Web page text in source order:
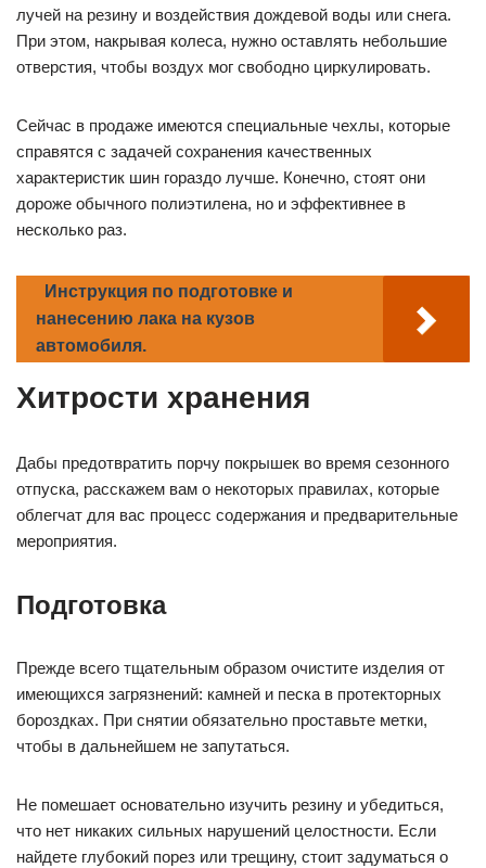
лучей на резину и воздействия дождевой воды или снега.
При этом, накрывая колеса, нужно оставлять небольшие
отверстия, чтобы воздух мог свободно циркулировать.
Сейчас в продаже имеются специальные чехлы, которые
справятся с задачей сохранения качественных
характеристик шин гораздо лучше. Конечно, стоят они
дороже обычного полиэтилена, но и эффективнее в
несколько раз.
Инструкция по подготовке и
нанесению лака на кузов
автомобиля.
Хитрости хранения
Дабы предотвратить порчу покрышек во время сезонного
отпуска, расскажем вам о некоторых правилах, которые
облегчат для вас процесс содержания и предварительные
мероприятия.
Подготовка
Прежде всего тщательным образом очистите изделия от
имеющихся загрязнений: камней и песка в протекторных
бороздках. При снятии обязательно проставьте метки,
чтобы в дальнейшем не запутаться.
Не помешает основательно изучить резину и убедиться,
что нет никаких сильных нарушений целостности. Если
найдете глубокий порез или трещину, стоит задуматься о